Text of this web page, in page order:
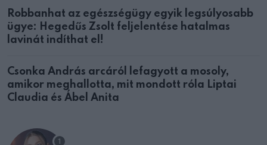
Robbanhat az egészségügy egyik legsúlyosabb
ügye: Hegedűs Zsolt feljelentése hatalmas
lavinát indíthat el!
Csonka András arcáról lefagyott a mosoly,
amikor meghallotta, mit mondott róla Liptai
Claudia és Ábel Anita